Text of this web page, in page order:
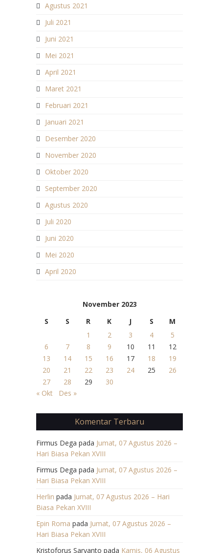
Agustus 2021
Juli 2021
Juni 2021
Mei 2021
April 2021
Maret 2021
Februari 2021
Januari 2021
Desember 2020
November 2020
Oktober 2020
September 2020
Agustus 2020
Juli 2020
Juni 2020
Mei 2020
April 2020
November 2023
S
S R K J S
M
1
2 3 4
5
6
7 8 9 10 11
12
13
14 15 16 17 18
19
20
21 22 23 24 25
26
27
28 29
30
« Okt
Des »
Komentar Terbaru
Firmus Dega pada Jumat, 07 Agustus 2026 –
Hari Biasa Pekan XVIII
Firmus Dega pada Jumat, 07 Agustus 2026 –
Hari Biasa Pekan XVIII
Herlin pada Jumat, 07 Agustus 2026 – Hari
Biasa Pekan XVIII
Epin Roma pada Jumat, 07 Agustus 2026 –
Hari Biasa Pekan XVIII
Kristoforus Saryanto pada Kamis, 06 Agustus